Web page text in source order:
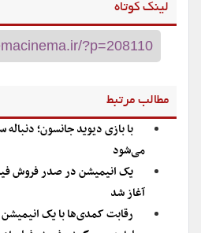
لینک کوتاه
مطالب مرتبط
با بازی دیوید جانسون؛
می‌شود
یک انیمیشن در صدر فروش
آغاز شد